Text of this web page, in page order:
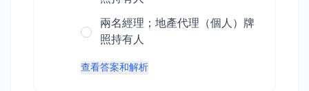
兩名經理；地產代理（個人）牌
照持有人
查看答案和解析